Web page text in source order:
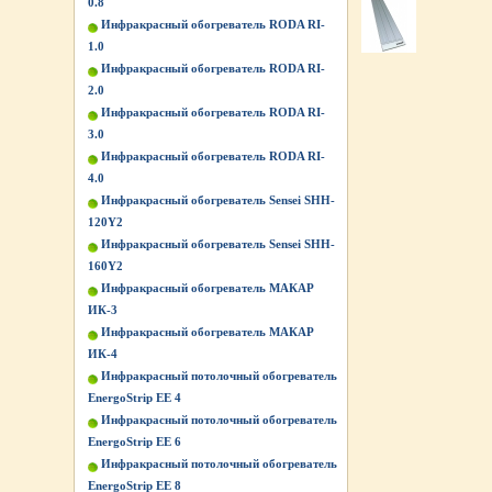
Инфракрасный обогреватель RODA RI-
1.0
Инфракрасный обогреватель RODA RI-
2.0
Инфракрасный обогреватель RODA RI-
3.0
Инфракрасный обогреватель RODA RI-
4.0
Инфракрасный обогреватель Sensei SHH-
120Y2
Инфракрасный обогреватель Sensei SHH-
160Y2
Инфракрасный обогреватель МАКАР
ИК-3
Инфракрасный обогреватель МАКАР
ИК-4
Инфракрасный потолочный обогреватель
EnergoStrip EE 4
Инфракрасный потолочный обогреватель
EnergoStrip EE 6
Инфракрасный потолочный обогреватель
EnergoStrip EE 8